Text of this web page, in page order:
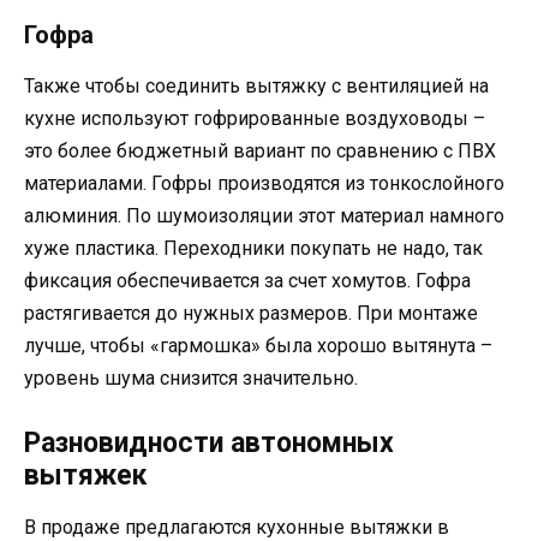
Гофра
Также чтобы соединить вытяжку с вентиляцией на
кухне используют гофрированные воздуховоды –
это более бюджетный вариант по сравнению с ПВХ
материалами. Гофры производятся из тонкослойного
алюминия. По шумоизоляции этот материал намного
хуже пластика. Переходники покупать не надо, так
фиксация обеспечивается за счет хомутов. Гофра
растягивается до нужных размеров. При монтаже
лучше, чтобы «гармошка» была хорошо вытянута –
уровень шума снизится значительно.
Разновидности автономных
вытяжек
В продаже предлагаются кухонные вытяжки в